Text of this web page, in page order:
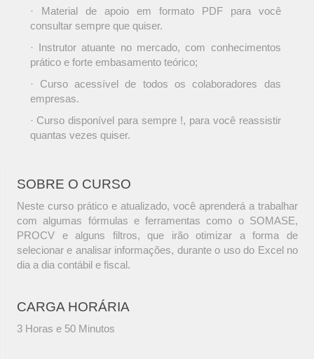
· Material de apoio em formato PDF para você
consultar sempre que quiser.
· Instrutor atuante no mercado, com conhecimentos
prático e forte embasamento teórico;
· Curso acessível de todos os colaboradores das
empresas.
· Curso disponível para sempre !, para você reassistir
quantas vezes quiser.
SOBRE O CURSO
Neste curso prático e atualizado, você aprenderá a trabalhar
com algumas fórmulas e ferramentas como o SOMASE,
PROCV e alguns filtros, que irão otimizar a forma de
selecionar e analisar informações, durante o uso do Excel no
dia a dia contábil e fiscal.
CARGA HORÁRIA
3 Horas e 50 Minutos